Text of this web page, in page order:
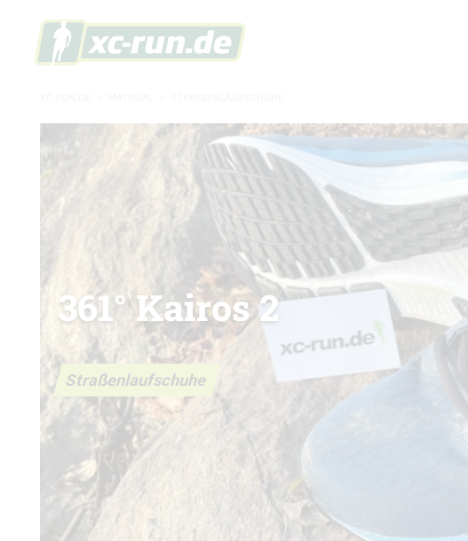
Straßenlaufschuhe
361° Kairos 2